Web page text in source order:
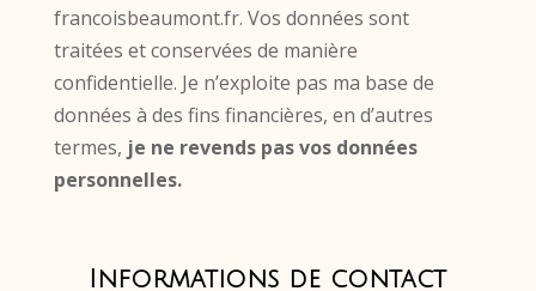
francoisbeaumont.fr. Vos données sont
traitées et conservées de manière
confidentielle. Je n’exploite pas ma base de
données à des fins financières, en d’autres
termes, je ne revends pas vos données
personnelles.
Informations de contact